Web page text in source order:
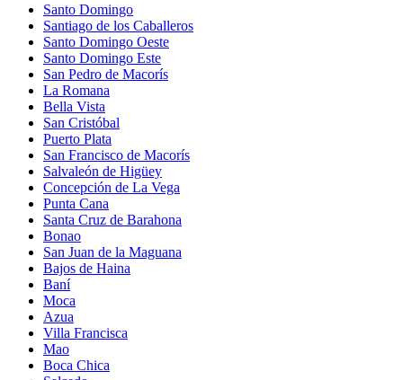
Santo Domingo
Santiago de los Caballeros
Santo Domingo Oeste
Santo Domingo Este
San Pedro de Macorís
La Romana
Bella Vista
San Cristóbal
Puerto Plata
San Francisco de Macorís
Salvaleón de Higüey
Concepción de La Vega
Punta Cana
Santa Cruz de Barahona
Bonao
San Juan de la Maguana
Bajos de Haina
Baní
Moca
Azua
Villa Francisca
Mao
Boca Chica